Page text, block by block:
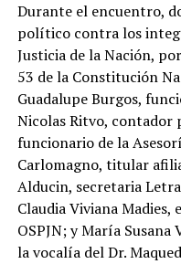
Durante el encuentro,
político contra los
Justicia de la Nación,
53 de la Constitución
Guadalupe Burgos,
Nicolas Ritvo, contador
funcionario de la
Carlomagno, titular
Alducin, secretaria
Claudia Viviana
OSPJN; y María
la vocalía del Dr.